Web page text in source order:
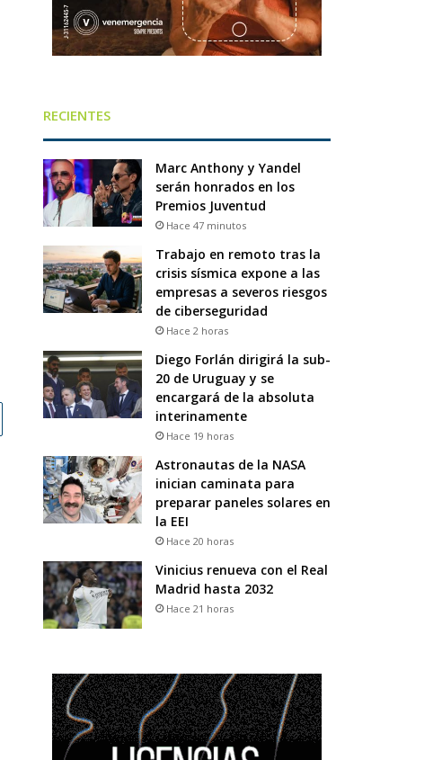
RECIENTES
Marc Anthony y Yandel
serán honrados en los
Premios Juventud
Hace 47 minutos
Trabajo en remoto tras la
crisis sísmica expone a las
empresas a severos riesgos
de ciberseguridad
Hace 2 horas
Diego Forlán dirigirá la sub-
20 de Uruguay y se
encargará de la absoluta
interinamente
Hace 19 horas
Astronautas de la NASA
inician caminata para
preparar paneles solares en
la EEI
Hace 20 horas
Vinicius renueva con el Real
Madrid hasta 2032
Hace 21 horas